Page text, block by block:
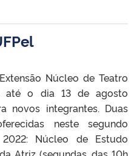
Núcleo de Teatro
até o dia 13 de agosto
novos integrantes. Duas
neste segundo
Núcleo de Estudo
Atriz (segundas, das 10h